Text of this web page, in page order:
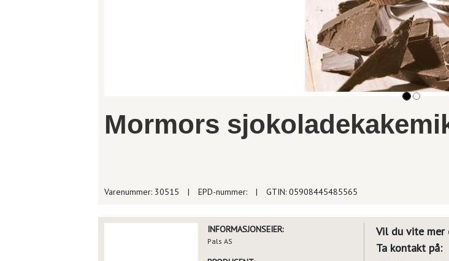
Mormors
Varenummer: 30515 | EPD-nummer: | GTIN: 05908445485565
INFORMASJONSEIER:
Pals AS
Vil du vite mer
Ta kontakt på: